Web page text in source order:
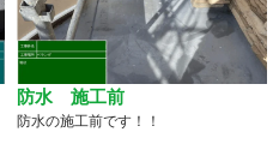
防水 施工前
防水の施工前です！！